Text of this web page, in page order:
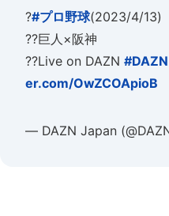
?#プロ野球(2023/4/13)
??巨人×阪神
??Live on DAZN
er.com/OwZCOApioB
— DAZN Japan